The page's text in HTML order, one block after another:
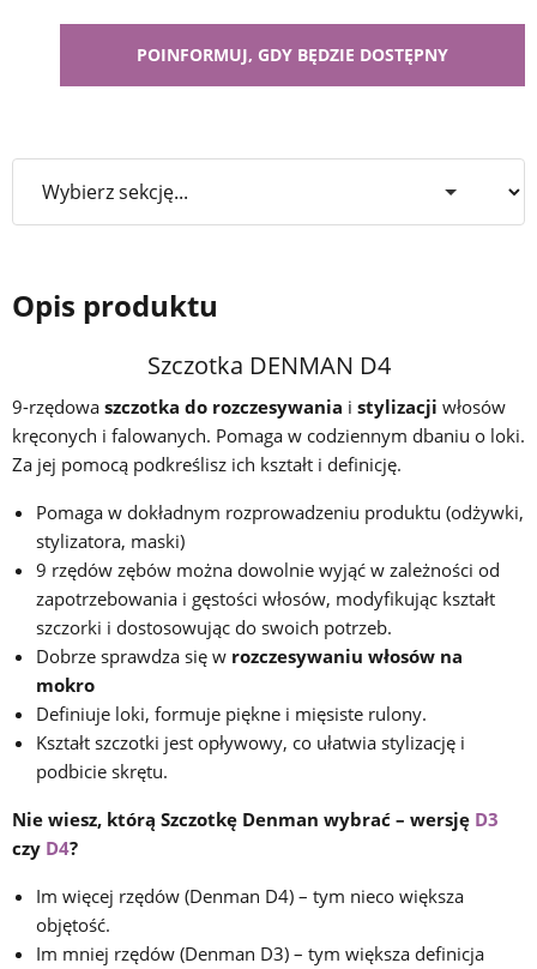
Opis produktu
Szczotka DENMAN D4
9-rzędowa szczotka do rozczesywania i stylizacji włosów
kręconych i falowanych. Pomaga w codziennym dbaniu o loki.
Za jej pomocą podkreślisz ich kształt i definicję.
Pomaga w dokładnym rozprowadzeniu produktu (odżywki,
stylizatora, maski)
9 rzędów zębów można dowolnie wyjąć w zależności od
zapotrzebowania i gęstości włosów, modyfikując kształt
szczorki i dostosowując do swoich potrzeb.
Dobrze sprawdza się w rozczesywaniu włosów na
mokro
Definiuje loki, formuje piękne i mięsiste rulony.
Kształt szczotki jest opływowy, co ułatwia stylizację i
podbicie skrętu.
Nie wiesz, którą Szczotkę Denman wybrać – wersję D3
czy D4?
Im więcej rzędów (Denman D4) – tym nieco większa
objętość.
Im mniej rzędów (Denman D3) – tym większa definicja